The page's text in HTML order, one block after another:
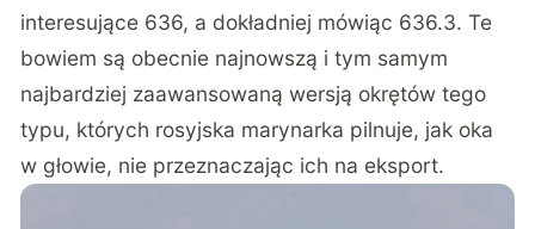
interesujące 636, a dokładniej mówiąc 636.3. Te
bowiem są obecnie najnowszą i tym samym
najbardziej zaawansowaną wersją okrętów tego
typu, których rosyjska marynarka pilnuje, jak oka
w głowie, nie przeznaczając ich na eksport.